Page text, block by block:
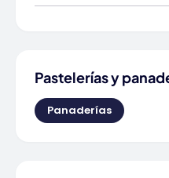
Pastelerías y
Panaderías